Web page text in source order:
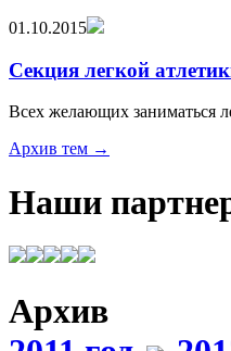
01.10.2015
Секция легкой
Всех желающих заниматься
Архив тем →
Наши
Архив